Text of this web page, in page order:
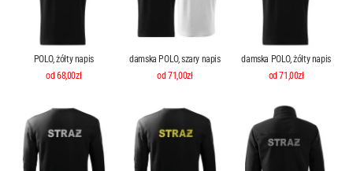
POLO, żółty napis
od 68,00zł
damska POLO, szary napis
od 71,00zł
damska POLO, żółty napis
od 71,00zł